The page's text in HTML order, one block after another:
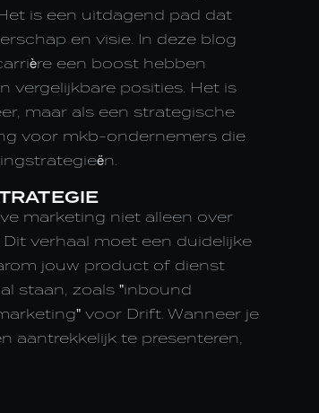
is een uitdagend pad dat
en visie. In deze blog
een boost hebben
vergelijkbare posities. Het is
maar als een strategische
voor mkb-ondernemers die
marketing niet alleen over
verhaal moet een duidelijke
jouw product of dienst
staan, zoals "inbound
voor Drift. Wanneer je
aantrekkelijk te presenteren,